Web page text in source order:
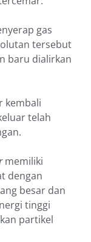
gas
tersebut
baru dialirkan
kembali
telah
memiliki
dengan
besar dan
tinggi
partikel